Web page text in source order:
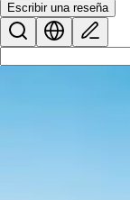
Escribir una reseña